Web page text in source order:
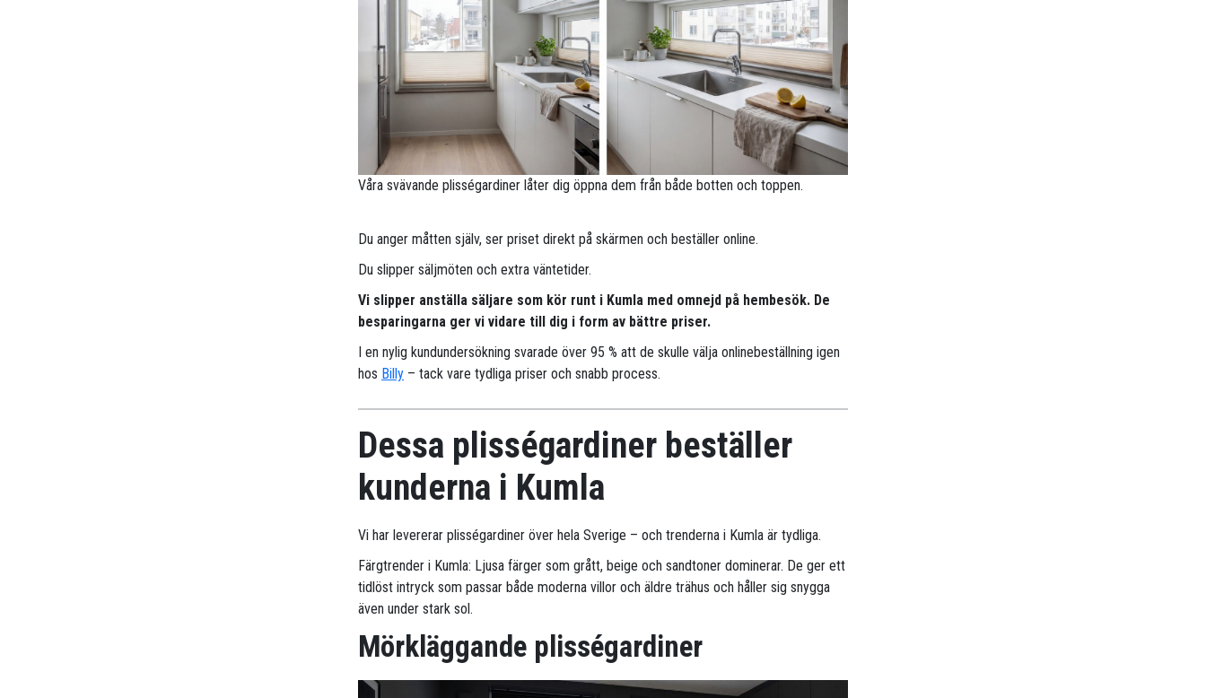
Våra svävande plisségardiner låter dig öppna dem från både botten och toppen.
Du anger måtten själv, ser priset direkt på skärmen och beställer online.
Du slipper säljmöten och extra väntetider.
Vi slipper anställa säljare som kör runt i Kumla med omnejd på hembesök. De
besparingarna ger vi vidare till dig i form av bättre priser.
I en nylig kundundersökning svarade över 95 % att de skulle välja onlinebeställning igen
hos Billy – tack vare tydliga priser och snabb process.
Dessa plisségardiner beställer
kunderna i Kumla
Vi har levererar plisségardiner över hela Sverige – och trenderna i Kumla är tydliga.
Färgtrender i Kumla: Ljusa färger som grått, beige och sandtoner dominerar. De ger ett
tidlöst intryck som passar både moderna villor och äldre trähus och håller sig snygga
även under stark sol.
Mörkläggande plisségardiner